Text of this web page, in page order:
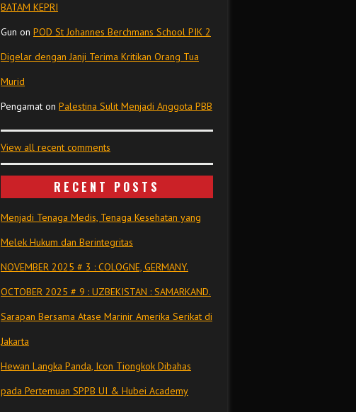
BATAM KEPRI
Gun on POD St Johannes Berchmans School PIK 2
Digelar dengan Janji Terima Kritikan Orang Tua
Murid
Pengamat on Palestina Sulit Menjadi Anggota PBB
View all recent comments
RECENT POSTS
Menjadi Tenaga Medis, Tenaga Kesehatan yang
Melek Hukum dan Berintegritas
NOVEMBER 2025 # 3 : COLOGNE, GERMANY.
OCTOBER 2025 # 9 : UZBEKISTAN : SAMARKAND.
Sarapan Bersama Atase Marinir Amerika Serikat di
Jakarta
Hewan Langka Panda, Icon Tiongkok Dibahas
pada Pertemuan SPPB UI & Hubei Academy